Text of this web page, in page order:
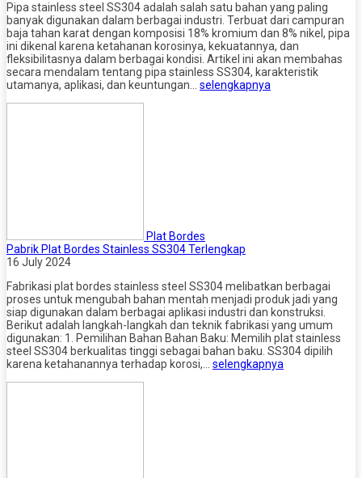
Pipa stainless steel SS304 adalah salah satu bahan yang paling
banyak digunakan dalam berbagai industri. Terbuat dari campuran
baja tahan karat dengan komposisi 18% kromium dan 8% nikel, pipa
ini dikenal karena ketahanan korosinya, kekuatannya, dan
fleksibilitasnya dalam berbagai kondisi. Artikel ini akan membahas
secara mendalam tentang pipa stainless SS304, karakteristik
utamanya, aplikasi, dan keuntungan… selengkapnya
Plat Bordes
Pabrik Plat Bordes Stainless SS304 Terlengkap
16 July 2024
Fabrikasi plat bordes stainless steel SS304 melibatkan berbagai
proses untuk mengubah bahan mentah menjadi produk jadi yang
siap digunakan dalam berbagai aplikasi industri dan konstruksi.
Berikut adalah langkah-langkah dan teknik fabrikasi yang umum
digunakan: 1. Pemilihan Bahan Bahan Baku: Memilih plat stainless
steel SS304 berkualitas tinggi sebagai bahan baku. SS304 dipilih
karena ketahanannya terhadap korosi,… selengkapnya